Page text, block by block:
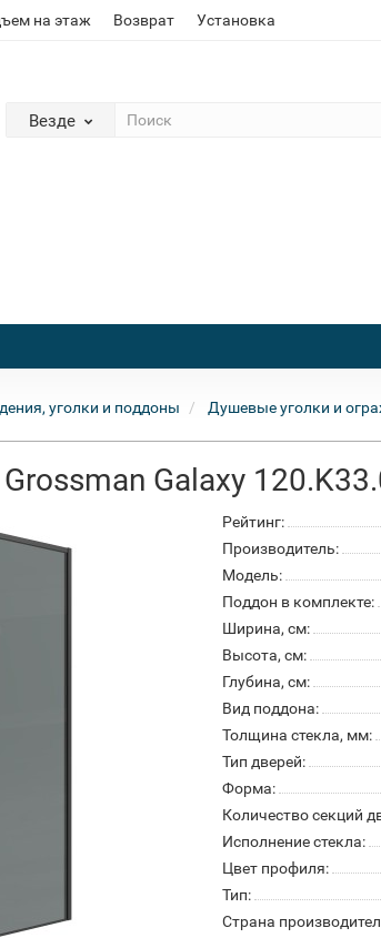
на этаж Возврат Установка
Везде
уголки и поддоны Душевые уголки и
Galaxy
Рейтинг:
Производитель:
Модель:
Поддон в комплекте:
Ширина, см:
Высота, см:
Глубина, см:
Вид поддона:
Толщина стекла, мм:
Тип дверей:
Форма:
Количество секций
Исполнение стекла:
Цвет профиля:
Тип:
Страна